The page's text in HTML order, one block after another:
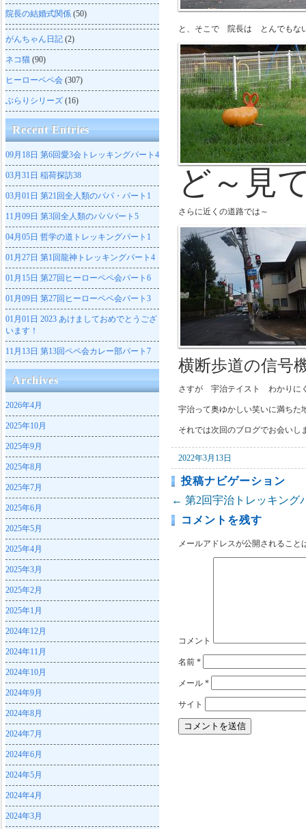
と、そこで 院長は とんでもな
ど～見
さらに近くの道路では～
横断歩道の信
さすが 宇治テイスト わかりに
宇治って奥ゆかしい笑いに満ち
それでは次回のブログでお会い
2022年3月13日
投稿ナビゲーション
← 第2回宇治トレッキング
コメントを残す
メールアドレスが公開されること
コメント
名前 *
メール *
サイト
院長の結婚式関係 (50)
がんちゃん日記 (2)
ネコ猫 (90)
ヒーローペペ会 (307)
ぶらりシリーズ (16)
Recent Entries
09月18日 第6回愛3会トレッキングパート4
03月31日 稲荷探訪38
03月01日 第21回全人類のパパ・パート1
11月09日 第3回全人類のパパパート5
04月05日 哲学の道トレッキングパート1
01月27日 第1回龍神トレッキングパート4
01月15日 第27回ヒーローペペ会パート6
01月09日 第27回ヒーローペペ会パート3
01月01日 2023 あけましておめでとうござ
います！
11月13日 第13回ペペ会カレー部パート7
Archives
2026年4月
2025年10月
2025年9月
2025年8月
2025年7月
2025年6月
2025年5月
2025年4月
2025年3月
2025年2月
2025年1月
2024年12月
2024年11月
2024年10月
2024年9月
2024年8月
2024年7月
2024年6月
2024年5月
2024年4月
2024年3月